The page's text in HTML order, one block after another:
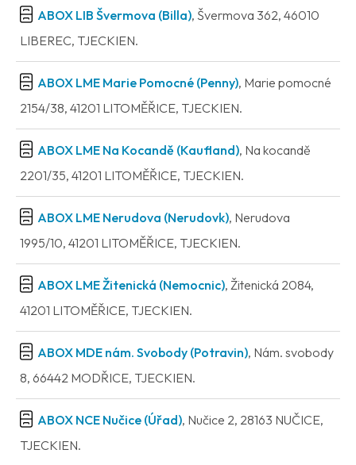
ABOX LIB Švermova (Billa), Švermova 362, 46010
LIBEREC, TJECKIEN.
ABOX LME Marie Pomocné (Penny), Marie pomocné
2154/38, 41201 LITOMĚŘICE, TJECKIEN.
ABOX LME Na Kocandě (Kaufland), Na kocandě
2201/35, 41201 LITOMĚŘICE, TJECKIEN.
ABOX LME Nerudova (Nerudovk), Nerudova
1995/10, 41201 LITOMĚŘICE, TJECKIEN.
ABOX LME Žitenická (Nemocnic), Žitenická 2084,
41201 LITOMĚŘICE, TJECKIEN.
ABOX MDE nám. Svobody (Potravin), Nám. svobody
8, 66442 MODŘICE, TJECKIEN.
ABOX NCE Nučice (Úřad), Nučice 2, 28163 NUČICE,
TJECKIEN.